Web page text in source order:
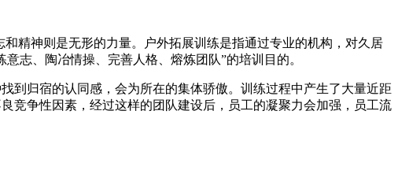
精神则是无形的力量。户外拓展训练是指通过专业的机构，对久居
志、陶冶情操、完善人格、熔炼团队”的培训目的。
到归宿的认同感，会为所在的集体骄傲。训练过程中产生了大量近距
竞争性因素，经过这样的团队建设后，员工的凝聚力会加强，员工流